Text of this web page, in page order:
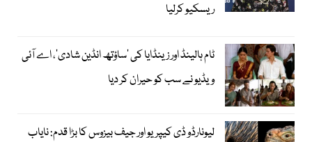
ریسکیو کرلیا
ٹام ہالینڈ اور زینڈایا کی ’ساؤتھ انڈین شادی‘، اے آئی
ویڈیو نے سب کو حیران کر دیا
لیونارڈو ڈی کیپریو اور جیف بیزوس کا بڑا قدم: نایاب